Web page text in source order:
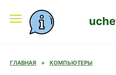
содержанию
ГЛАВНАЯ » КОМПЬЮТЕРЫ